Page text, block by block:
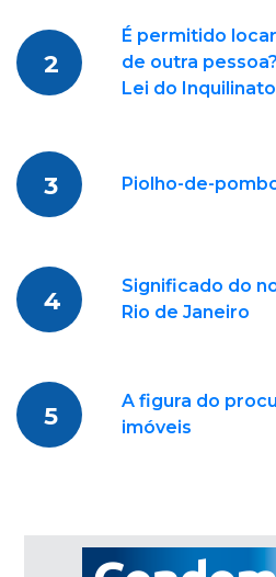
2
É permitido
de outra
Lei do
3 Piolho-de-
4
Significado do
Rio de Janeiro
5
A figura do
imóveis